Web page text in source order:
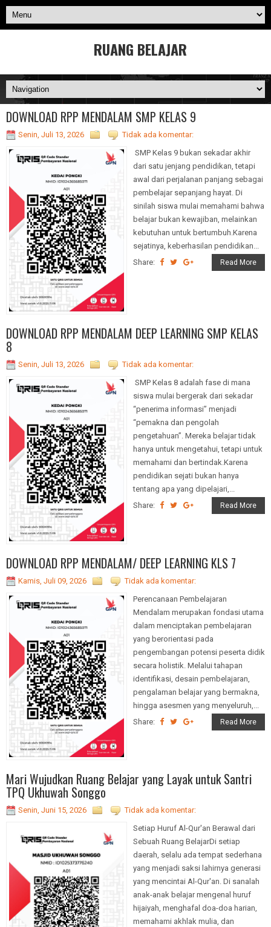
RUANG BELAJAR
DOWNLOAD RPP MENDALAM SMP KELAS 9
Senin, Juli 13, 2026
Tidak ada komentar:
SMP Kelas 9 bukan sekadar akhir
dari satu jenjang pendidikan, tetapi
awal dari perjalanan panjang sebagai
pembelajar sepanjang hayat. Di
sinilah siswa mulai memahami bahwa
belajar bukan kewajiban, melainkan
kebutuhan untuk bertumbuh.Karena
sejatinya, keberhasilan pendidikan...
Share:
Read More
DOWNLOAD RPP MENDALAM DEEP LEARNING SMP KELAS
8
Senin, Juli 13, 2026
Tidak ada komentar:
SMP Kelas 8 adalah fase di mana
siswa mulai bergerak dari sekadar
“penerima informasi” menjadi
“pemakna dan pengolah
pengetahuan”. Mereka belajar tidak
hanya untuk mengetahui, tetapi untuk
memahami dan bertindak.Karena
pendidikan sejati bukan hanya
tentang apa yang dipelajari,...
Share:
Read More
DOWNLOAD RPP MENDALAM/ DEEP LEARNING KLS 7
Kamis, Juli 09, 2026
Tidak ada komentar:
Perencanaan Pembelajaran
Mendalam merupakan fondasi utama
dalam menciptakan pembelajaran
yang berorientasi pada
pengembangan potensi peserta didik
secara holistik. Melalui tahapan
identifikasi, desain pembelajaran,
pengalaman belajar yang bermakna,
hingga asesmen yang menyeluruh,...
Share:
Read More
Mari Wujudkan Ruang Belajar yang Layak untuk Santri
TPQ Ukhuwah Songgo
Senin, Juni 15, 2026
Tidak ada komentar:
Setiap Huruf Al-Qur'an Berawal dari
Sebuah Ruang BelajarDi setiap
daerah, selalu ada tempat sederhana
yang menjadi saksi lahirnya generasi
yang mencintai Al-Qur'an. Di sanalah
anak-anak belajar mengenal huruf
hijaiyah, menghafal doa-doa harian,
memahami akhlak mulia, dan